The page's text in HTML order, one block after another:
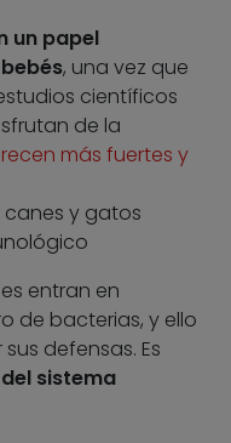
un papel
, una vez que
científicos
de la
más fuertes y
canes y gatos
entran en
de bacterias, y ello
defensas. Es
sistema